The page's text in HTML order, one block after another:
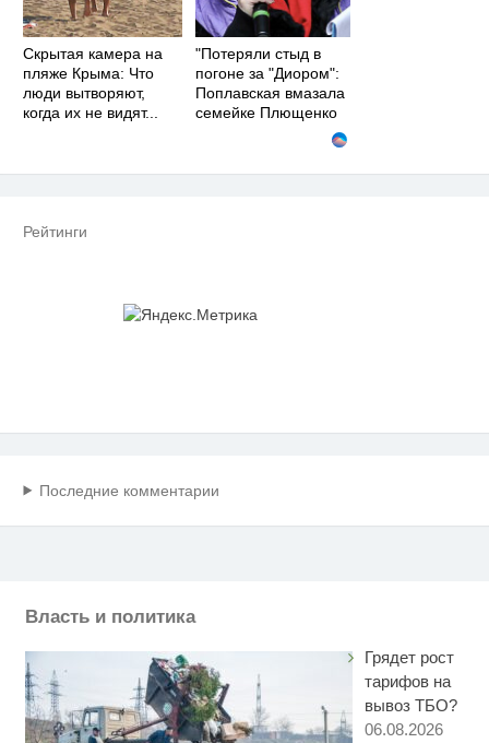
Скрытая камера на
пляже Крыма: Что
люди вытворяют,
когда их не видят...
"Потеряли стыд в
погоне за "Диором":
Поплавская вмазала
семейке Плющенко
Рейтинги
Последние комментарии
Власть и политика
Грядет рост
тарифов на
вывоз ТБО?
06.08.2026